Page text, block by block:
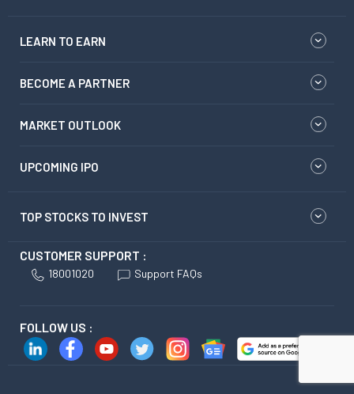
LEARN TO EARN
BECOME A PARTNER
MARKET OUTLOOK
UPCOMING IPO
TOP STOCKS TO INVEST
CUSTOMER SUPPORT :
18001020 Support FAQs
FOLLOW US :